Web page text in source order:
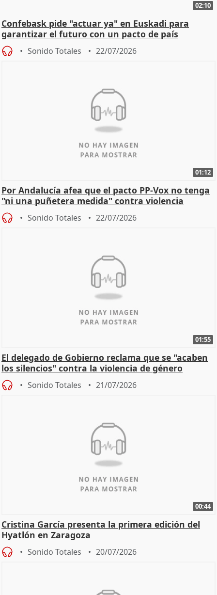
02:10
Confebask pide "actuar ya" en Euskadi para
garantizar el futuro con un pacto de país
Sonido Totales 22/07/2026
01:12
Por Andalucía afea que el pacto PP-Vox no tenga
"ni una puñetera medida" contra violencia
machista
Sonido Totales 22/07/2026
01:55
El delegado de Gobierno reclama que se "acaben
los silencios" contra la violencia de género
Sonido Totales 21/07/2026
00:44
Cristina García presenta la primera edición del
Hyatlón en Zaragoza
Sonido Totales 20/07/2026